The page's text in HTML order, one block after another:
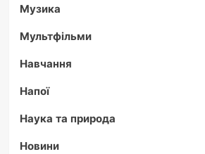
Музика
Мультфільми
Навчання
Напої
Наука та природа
Новини